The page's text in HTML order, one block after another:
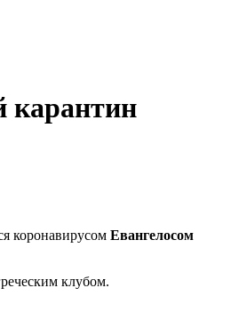
карантин
коронавирусом Евангелосом
клубом.